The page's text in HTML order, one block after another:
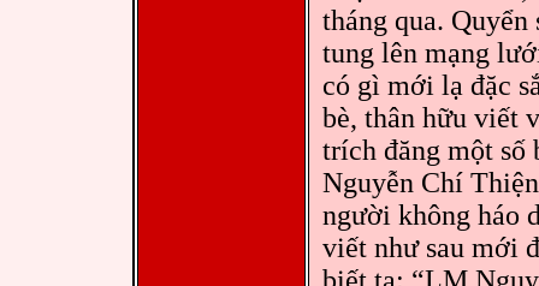
tháng qua.
tung lên mạng
có gì mới lạ đặc
bè, thân hữu viết
trích đăng một số
Nguyễn Chí
người không háo
viết như sau mới